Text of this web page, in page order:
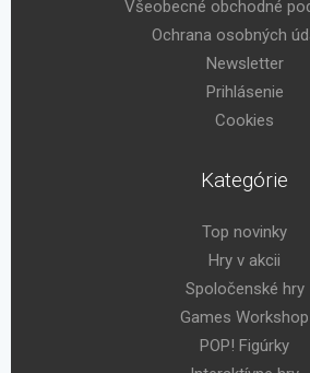
Všeobecné obchodné
Ochrana osobných
Newsletter
Prihlásenie
Cookies
Kategórie
Top novinky
Hry v akcii
Spoločenské hry
Games Workshop
POP! Figúrky